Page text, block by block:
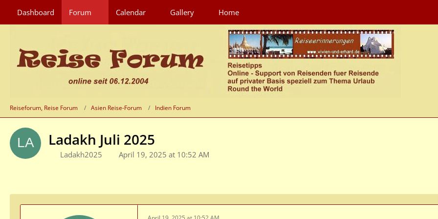
Dashboard Forum Calendar Gallery Home
Reiseforum, Reise Forum Asien Reise-Forum Indien Forum
Ladakh Juli 2025
Ladakh2025 April 19, 2025 at 10:52 AM